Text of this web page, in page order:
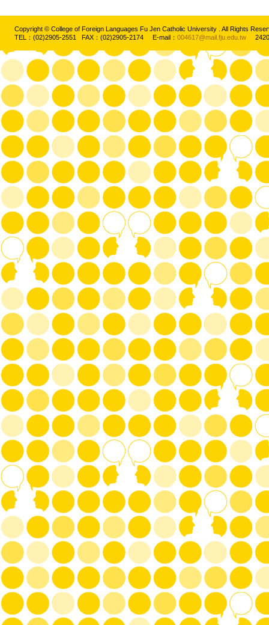
Copyright © College of Foreign Languages Fu Jen Catholic University . All Rights
TEL：(02)2905-2551 FAX：(02)2905-2174 E-mail： 004617@mail.fju.edu.tw